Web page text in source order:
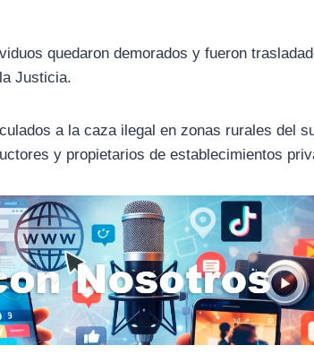
quedaron demorados y fueron
Justicia.
a la caza ilegal en zonas rurales del
y propietarios de establecimientos